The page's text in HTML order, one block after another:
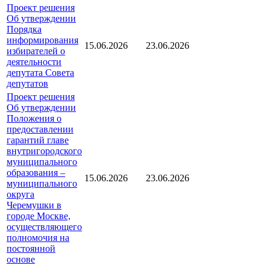
Проект решения
Об утверждении
Порядка
информирования
избирателей о
деятельности
депутата Совета
депутатов
15.06.2026 23.06.2026
Проект решения
Об утверждении
Положения о
предоставлении
гарантий главе
внутригородского
муниципального
образования –
муниципального
округа
Черемушки в
городе Москве,
осуществляющего
полномочия на
постоянной
основе
15.06.2026 23.06.2026